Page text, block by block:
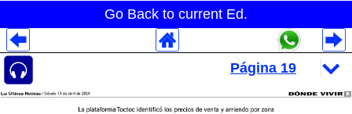
Go Back to current Ed.
Despliegues Analytics
Despliegues Totales